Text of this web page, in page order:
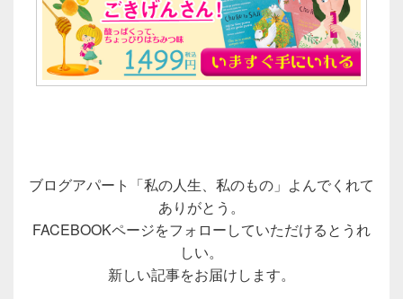
ブログアパート「私の人生、私のもの」よんでくれて
ありがとう。
FACEBOOKページをフォローしていただけるとうれ
しい。
新しい記事をお届けします。